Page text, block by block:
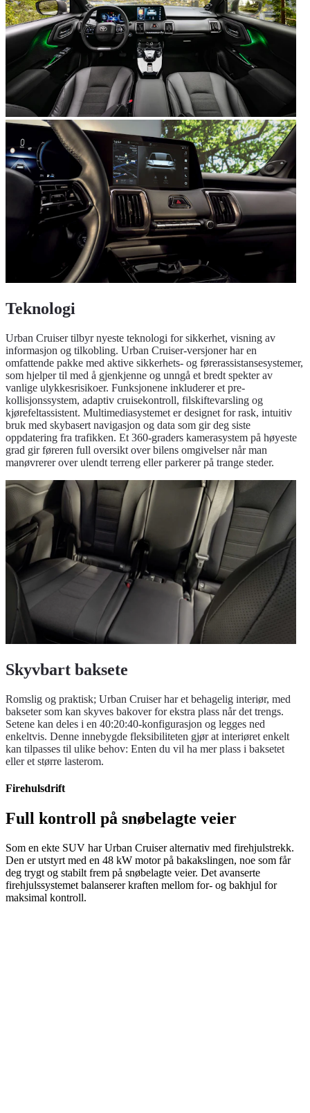
Teknologi
Urban Cruiser tilbyr nyeste teknologi for sikkerhet, visning av
informasjon og tilkobling. Urban Cruiser-versjoner har en
omfattende pakke med aktive sikkerhets- og førerassistansesystemer,
som hjelper til med å gjenkjenne og unngå et bredt spekter av
vanlige ulykkesrisikoer. Funksjonene inkluderer et pre-
kollisjonssystem, adaptiv cruisekontroll, filskiftevarsling og
kjørefeltassistent. Multimediasystemet er designet for rask, intuitiv
bruk med skybasert navigasjon og data som gir deg siste
oppdatering fra trafikken. Et 360-graders kamerasystem på høyeste
grad gir føreren full oversikt over bilens omgivelser når man
manøvrerer over ulendt terreng eller parkerer på trange steder.
Skyvbart baksete
Romslig og praktisk; Urban Cruiser har et behagelig interiør, med
bakseter som kan skyves bakover for ekstra plass når det trengs.
Setene kan deles i en 40:20:40-konfigurasjon og legges ned
enkeltvis. Denne innebygde fleksibiliteten gjør at interiøret enkelt
kan tilpasses til ulike behov: Enten du vil ha mer plass i baksetet
eller et større lasterom.
Firehulsdrift
Full kontroll på snøbelagte veier
Som en ekte SUV har Urban Cruiser alternativ med firehjulstrekk.
Den er utstyrt med en 48 kW motor på bakakslingen, noe som får
deg trygt og stabilt frem på snøbelagte veier. Det avanserte
firehjulssystemet balanserer kraften mellom for- og bakhjul for
maksimal kontroll.